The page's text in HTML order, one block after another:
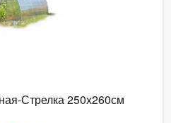
Стрелка 250х260см